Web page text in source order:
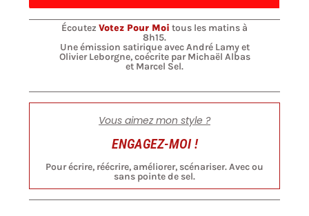
Écoutez Votez Pour Moi tous les matins à
8h15.
Une émission satirique avec André Lamy et
Olivier Leborgne, coécrite par Michaël Albas
et Marcel Sel.
Vous aimez mon style ?
ENGAGEZ-MOI !
Pour écrire, réécrire, améliorer, scénariser. Avec ou
sans pointe de sel.